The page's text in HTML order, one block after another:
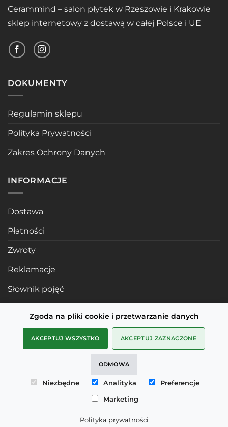
Zgoda na pliki cookie i przetwarzanie danych
AKCEPTUJ WSZYSTKO AKCEPTUJ ZAZNACZONE
ODMOWA
Niezbędne Analityka
Preferencje
Marketing
Polityka prywatności
Cerammind – salon płytek w Rzeszowie i Krakowie
sklep internetowy z dostawą w całej Polsce i UE
DOKUMENTY
Regulamin sklepu
Polityka Prywatności
Zakres Ochrony Danych
INFORMACJE
Dostawa
Płatności
Zwroty
Reklamacje
Słownik pojęć
POLECANE STRONY
Profile mosiężne
mDesignStudio
Copyright 2026 ©Cerammind